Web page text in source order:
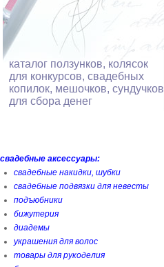
каталог ползунков, колясок
для конкурсов, свадебных
копилок, мешочков, сундучков
для сбора денег
свадебные аксессуары:
свадебные накидки, шубки
свадебные подвязки для невесты
подъюбники
бижутерия
диадемы
украшения для волос
товары для рукоделия